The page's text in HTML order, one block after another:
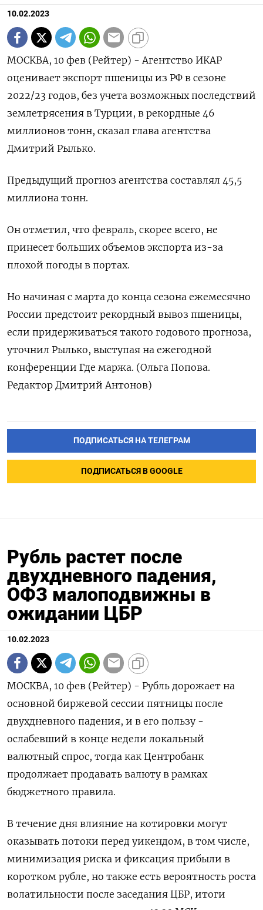
10.02.2023
МОСКВА, 10 фев (Рейтер) - Агентство ИКАР
оценивает экспорт пшеницы из РФ в сезоне
2022/23 годов, без учета возможных последствий
землетрясения в Турции, в рекордные 46
миллионов тонн, сказал глава агентства
Дмитрий Рылько.
Предыдущий прогноз агентства составлял 45,5
миллиона тонн.
Он отметил, что февраль, скорее всего, не
принесет больших объемов экспорта из-за
плохой погоды в портах.
Но начиная с марта до конца сезона ежемесячно
России предстоит рекордный вывоз пшеницы,
если придерживаться такого годового прогноза,
уточнил Рылько, выступая на ежегодной
конференции Где маржа. (Ольга Попова.
Редактор Дмитрий Антонов)
ПОДПИСАТЬСЯ НА ТЕЛЕГРАМ
ПОДПИСАТЬСЯ В GOOGLE
Рубль растет после
двухдневного падения,
ОФЗ малоподвижны в
ожидании ЦБР
10.02.2023
МОСКВА, 10 фев (Рейтер) - Рубль дорожает на
основной биржевой сессии пятницы после
двухдневного падения, и в его пользу -
ослабевший в конце недели локальный
валютный спрос, тогда как Центробанк
продолжает продавать валюту в рамках
бюджетного правила.
В течение дня влияние на котировки могут
оказывать потоки перед уикендом, в том числе,
минимизация риска и фиксация прибыли в
коротком рубле, но также есть вероятность роста
волатильности после заседания ЦБР, итоги